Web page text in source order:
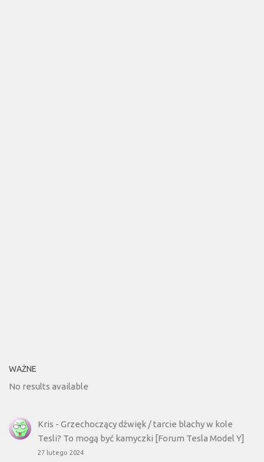
WAŻNE
No results available
Kris - Grzechoczący dźwięk / tarcie blachy w kole
Tesli? To mogą być kamyczki [Forum Tesla Model Y]
27 lutego 2024